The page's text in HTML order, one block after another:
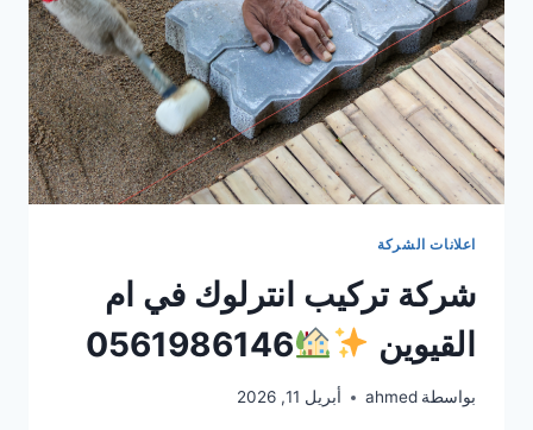
اعلانات الشركة
شركة تركيب انترلوك في ام
القيوين
0561986146
بواسطة ahmed أبريل 11, 2026